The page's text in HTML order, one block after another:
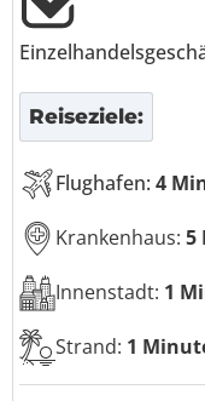
Reiseziele:
Flughafen: 4
Krankenhaus: 5
Innenstadt: 1
Strand: 1